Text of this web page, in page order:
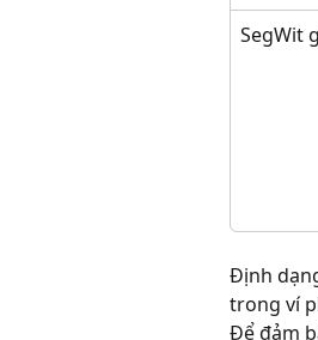
SegWit
Định
trong ví
Để đảm